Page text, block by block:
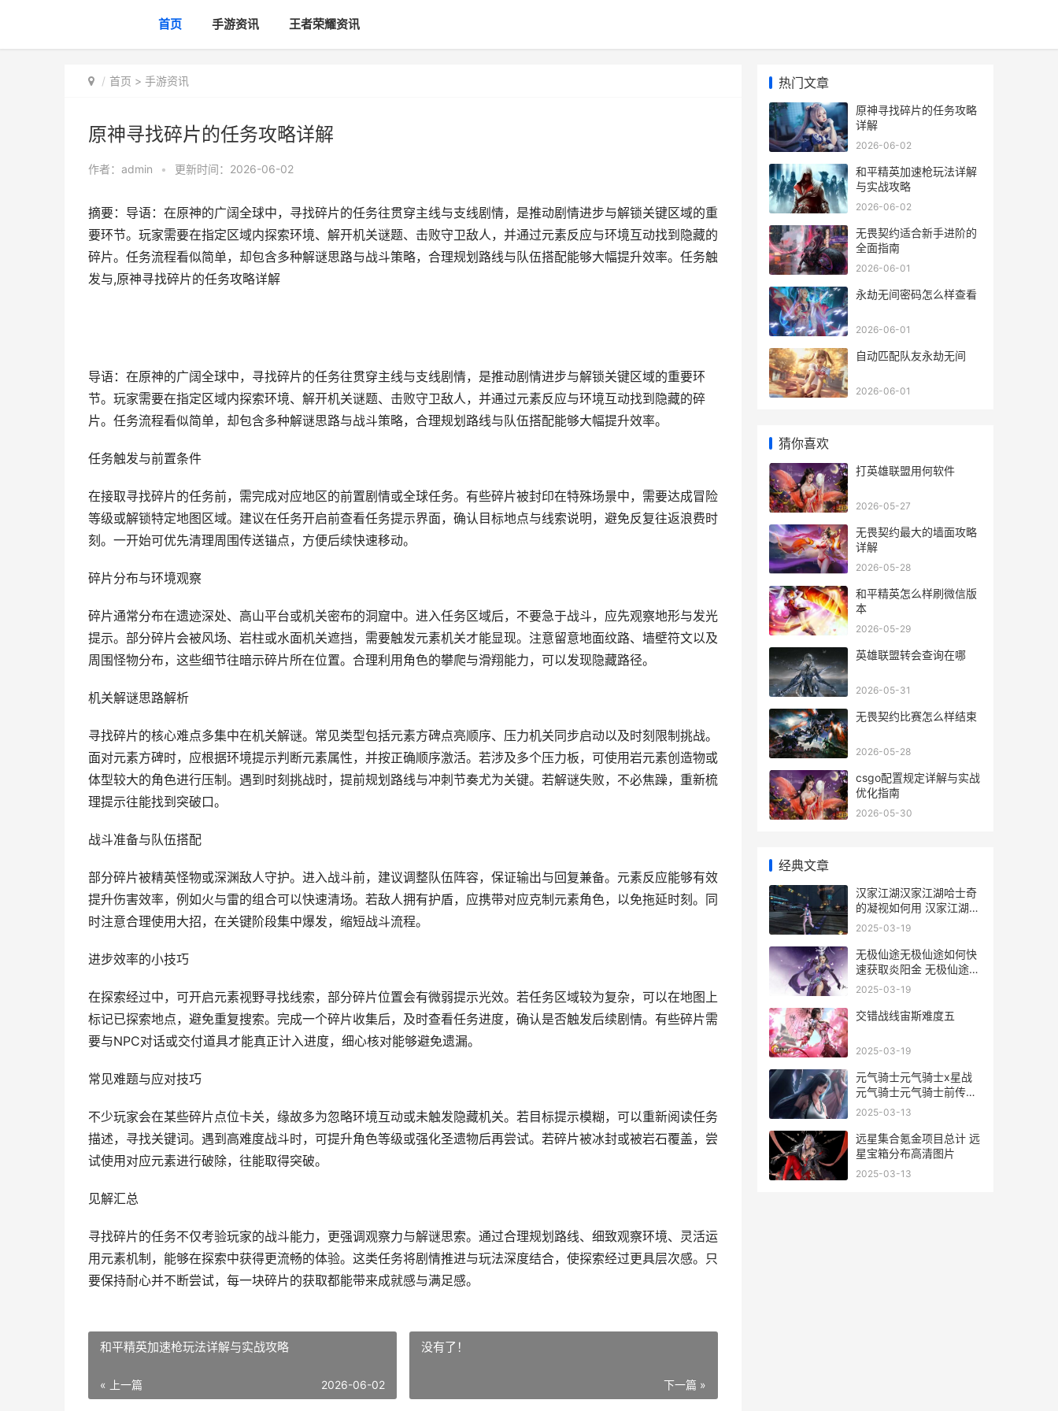
首页 手游资讯 王者荣耀资讯
首页 > 手游资讯
原神寻找碎片的任务攻略详解
作者： admin • 更新时间：2026-06-02
摘要：导语：在原神的广阔全球中，寻找碎片的任务往贯穿主线与支线剧情，是推动剧情进步与解锁关键区域的重
要环节。玩家需要在指定区域内探索环境、解开机关谜题、击败守卫敌人，并通过元素反应与环境互动找到隐藏的
碎片。任务流程看似简单，却包含多种解谜思路与战斗策略，合理规划路线与队伍搭配能够大幅提升效率。任务触
发与,原神寻找碎片的任务攻略详解
导语：在原神的广阔全球中，寻找碎片的任务往贯穿主线与支线剧情，是推动剧情进步与解锁关键区域的重要环
节。玩家需要在指定区域内探索环境、解开机关谜题、击败守卫敌人，并通过元素反应与环境互动找到隐藏的碎
片。任务流程看似简单，却包含多种解谜思路与战斗策略，合理规划路线与队伍搭配能够大幅提升效率。
任务触发与前置条件
在接取寻找碎片的任务前，需完成对应地区的前置剧情或全球任务。有些碎片被封印在特殊场景中，需要达成冒险
等级或解锁特定地图区域。建议在任务开启前查看任务提示界面，确认目标地点与线索说明，避免反复往返浪费时
刻。一开始可优先清理周围传送锚点，方便后续快速移动。
碎片分布与环境观察
碎片通常分布在遗迹深处、高山平台或机关密布的洞窟中。进入任务区域后，不要急于战斗，应先观察地形与发光
提示。部分碎片会被风场、岩柱或水面机关遮挡，需要触发元素机关才能显现。注意留意地面纹路、墙壁符文以及
周围怪物分布，这些细节往暗示碎片所在位置。合理利用角色的攀爬与滑翔能力，可以发现隐藏路径。
机关解谜思路解析
寻找碎片的核心难点多集中在机关解谜。常见类型包括元素方碑点亮顺序、压力机关同步启动以及时刻限制挑战。
面对元素方碑时，应根据环境提示判断元素属性，并按正确顺序激活。若涉及多个压力板，可使用岩元素创造物或
体型较大的角色进行压制。遇到时刻挑战时，提前规划路线与冲刺节奏尤为关键。若解谜失败，不必焦躁，重新梳
理提示往能找到突破口。
战斗准备与队伍搭配
部分碎片被精英怪物或深渊敌人守护。进入战斗前，建议调整队伍阵容，保证输出与回复兼备。元素反应能够有效
提升伤害效率，例如火与雷的组合可以快速清场。若敌人拥有护盾，应携带对应克制元素角色，以免拖延时刻。同
时注意合理使用大招，在关键阶段集中爆发，缩短战斗流程。
进步效率的小技巧
在探索经过中，可开启元素视野寻找线索，部分碎片位置会有微弱提示光效。若任务区域较为复杂，可以在地图上
标记已探索地点，避免重复搜索。完成一个碎片收集后，及时查看任务进度，确认是否触发后续剧情。有些碎片需
要与NPC对话或交付道具才能真正计入进度，细心核对能够避免遗漏。
常见难题与应对技巧
不少玩家会在某些碎片点位卡关，缘故多为忽略环境互动或未触发隐藏机关。若目标提示模糊，可以重新阅读任务
描述，寻找关键词。遇到高难度战斗时，可提升角色等级或强化圣遗物后再尝试。若碎片被冰封或被岩石覆盖，尝
试使用对应元素进行破除，往能取得突破。
见解汇总
寻找碎片的任务不仅考验玩家的战斗能力，更强调观察力与解谜思索。通过合理规划路线、细致观察环境、灵活运
用元素机制，能够在探索中获得更流畅的体验。这类任务将剧情推进与玩法深度结合，使探索经过更具层次感。只
要保持耐心并不断尝试，每一块碎片的获取都能带来成就感与满足感。
和平精英加速枪玩法详解与实战攻略
« 上一篇 2026-06-02
没有了！
下一篇 »
热门文章
原神寻找碎片的任务攻略
详解
2026-06-02
和平精英加速枪玩法详解
与实战攻略
2026-06-02
无畏契约适合新手进阶的
全面指南
2026-06-01
永劫无间密码怎么样查看
2026-06-01
自动匹配队友永劫无间
2026-06-01
猜你喜欢
打英雄联盟用何软件
2026-05-27
无畏契约最大的墙面攻略
详解
2026-05-28
和平精英怎么样刷微信版
本
2026-05-29
英雄联盟转会查询在哪
2026-05-31
无畏契约比赛怎么样结束
2026-05-28
csgo配置规定详解与实战
优化指南
2026-05-30
经典文章
汉家江湖汉家江湖哈士奇
的凝视如何用 汉家江湖百
度百科
2025-03-19
无极仙途无极仙途如何快
速获取炎阳金 无极仙途百
度百科
2025-03-19
交错战线宙斯难度五
2025-03-19
元气骑士元气骑士x星战
元气骑士元气骑士前传作
弊菜单
2025-03-13
远星集合氪金项目总计 远
星宝箱分布高清图片
2025-03-13